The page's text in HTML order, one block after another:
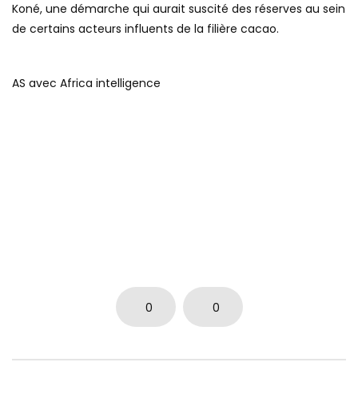
Koné, une démarche qui aurait suscité des réserves au sein
de certains acteurs influents de la filière cacao.
AS avec Africa intelligence
0 0